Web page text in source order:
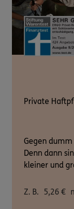
Private
Gegen
Denn dann
kleiner und
Z. B. 5,26 €